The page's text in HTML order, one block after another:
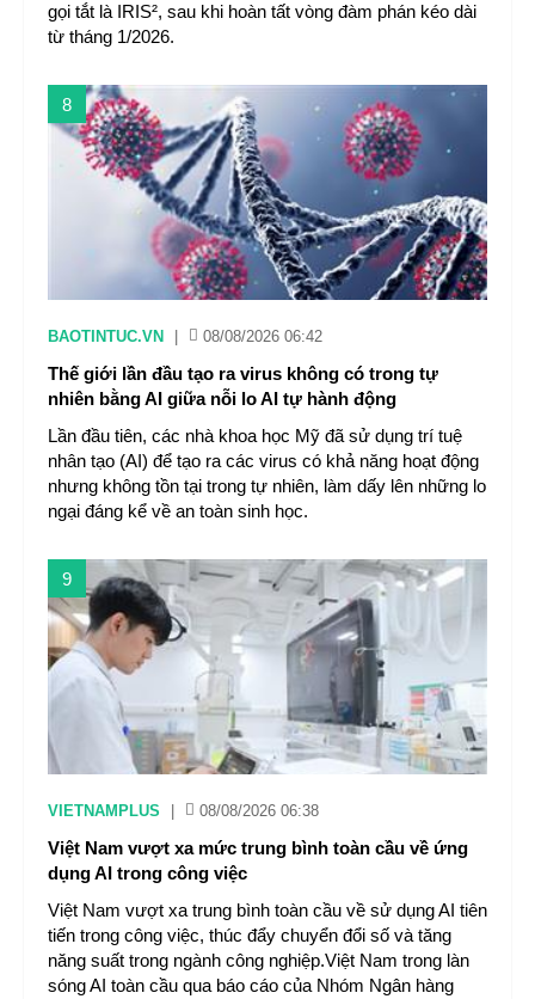
gọi tắt là IRIS², sau khi hoàn tất vòng đàm phán kéo dài
từ tháng 1/2026.
8
BAOTINTUC.VN 08/08/2026 06:42
Thế giới lần đầu tạo ra virus không có trong tự
nhiên bằng AI giữa nỗi lo AI tự hành động
Lần đầu tiên, các nhà khoa học Mỹ đã sử dụng trí tuệ
nhân tạo (AI) để tạo ra các virus có khả năng hoạt động
nhưng không tồn tại trong tự nhiên, làm dấy lên những lo
ngại đáng kể về an toàn sinh học.
9
VIETNAMPLUS 08/08/2026 06:38
Việt Nam vượt xa mức trung bình toàn cầu về ứng
dụng AI trong công việc
Việt Nam vượt xa trung bình toàn cầu về sử dụng AI tiên
tiến trong công việc, thúc đẩy chuyển đổi số và tăng
năng suất trong ngành công nghiệp.Việt Nam trong làn
sóng AI toàn cầu qua báo cáo của Nhóm Ngân hàng